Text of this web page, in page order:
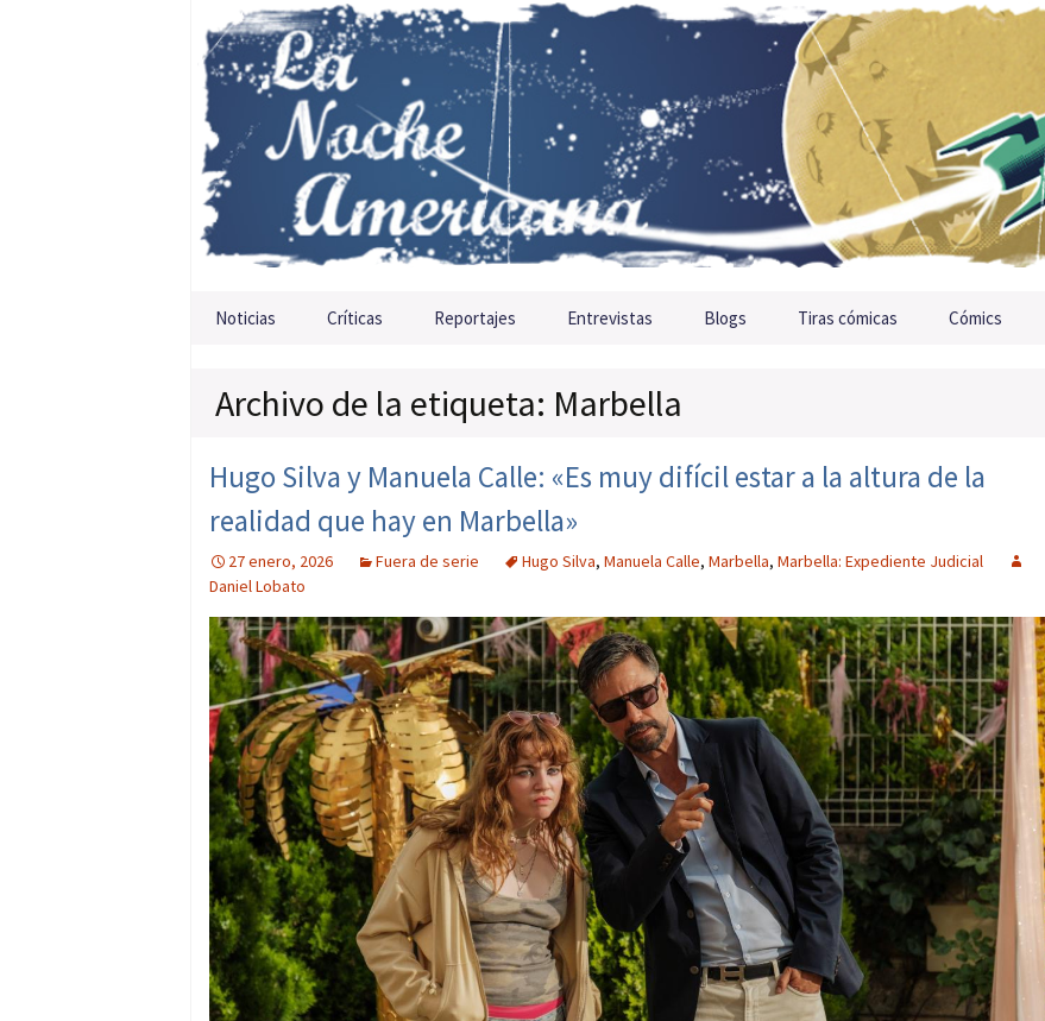
Saltar al contenido
Noticias Críticas Reportajes Entrevistas Blogs Tiras cómicas Cómics
Archivo de la etiqueta: Marbella
Hugo Silva y Manuela Calle: «Es muy difícil estar a la altura de la
realidad que hay en Marbella»
27 enero, 2026 Fuera de serie Hugo Silva, Manuela Calle, Marbella, Marbella: Expediente Judicial
Daniel Lobato